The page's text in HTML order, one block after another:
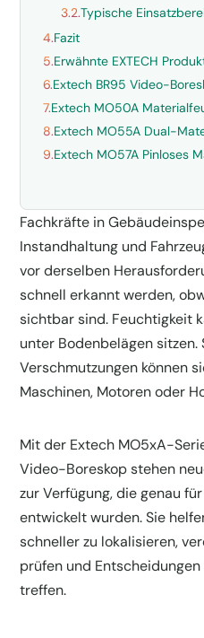
3.2.Typische
4.Fazit
5.Erwähnte EXTECH
6.Extech BR95 Video-
7.Extech MO50A
8.Extech MO55A Dual-
9.Extech MO57A Pinloses
Fachkräfte in
Instandhaltung und
vor derselben
schnell erkannt werden,
sichtbar sind. Feuchtigkeit
unter Bodenbelägen
Verschmutzungen können
Maschinen, Motoren oder
Mit der Extech MO5xA-
Video-Boreskop stehen
zur Verfügung, die genau
entwickelt wurden. Sie
schneller zu lokalisieren,
prüfen und
treffen.